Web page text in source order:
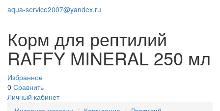
aqua-service2007@yandex.ru
Корм для рептилий
RAFFY MINERAL 250 мл
Избранное
0 Сравнить
Личный кабинет